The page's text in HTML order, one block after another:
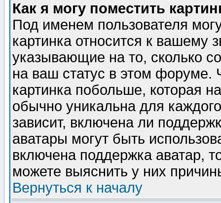
Как я могу поместить
Под именем пользователя
картинка относится к вашему
указывающие на то, сколько
на ваш статус в этом форуме.
картинка побольше, которая
обычно уникальна для
зависит, включена ли
аватары могут быть
включена поддержка аватар,
можете выяснить у них
Вернуться к началу